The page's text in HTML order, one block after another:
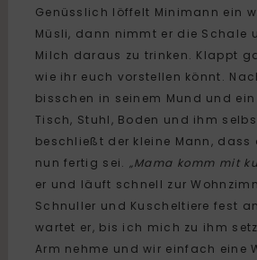
Genüsslich löffelt Minimann ein
Müsli, dann nimmt er die Schale
Milch daraus zu trinken. Klappt
wie ihr euch vorstellen könnt.
bisschen in seinem Mund und
Tisch, Stuhl, Boden und ihm
beschließt der kleine Mann, dass
nun fertig sei. „Mama komm mit
er und läuft schnell zur
Schnuller und Kuscheltiere fest
wartet er, bis ich mich zu ihm
Arm nehme und wir einfach eine